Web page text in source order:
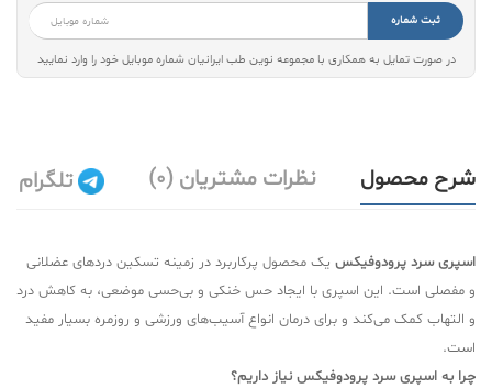
ثبت شماره
در صورت تمایل به همکاری با مجموعه نوین طب ایرانیان شماره موبایل خود را وارد نمایید
شرح محصول نظرات مشتریان (0) تلگرام
اسپری سرد پرودوفیکس یک محصول پرکاربرد در زمینه تسکین دردهای عضلانی
و مفصلی است. این اسپری با ایجاد حس خنکی و بی‌حسی موضعی، به کاهش درد
و التهاب کمک می‌کند و برای درمان انواع آسیب‌های ورزشی و روزمره بسیار مفید
است.
چرا به اسپری سرد پرودوفیکس نیاز داریم؟